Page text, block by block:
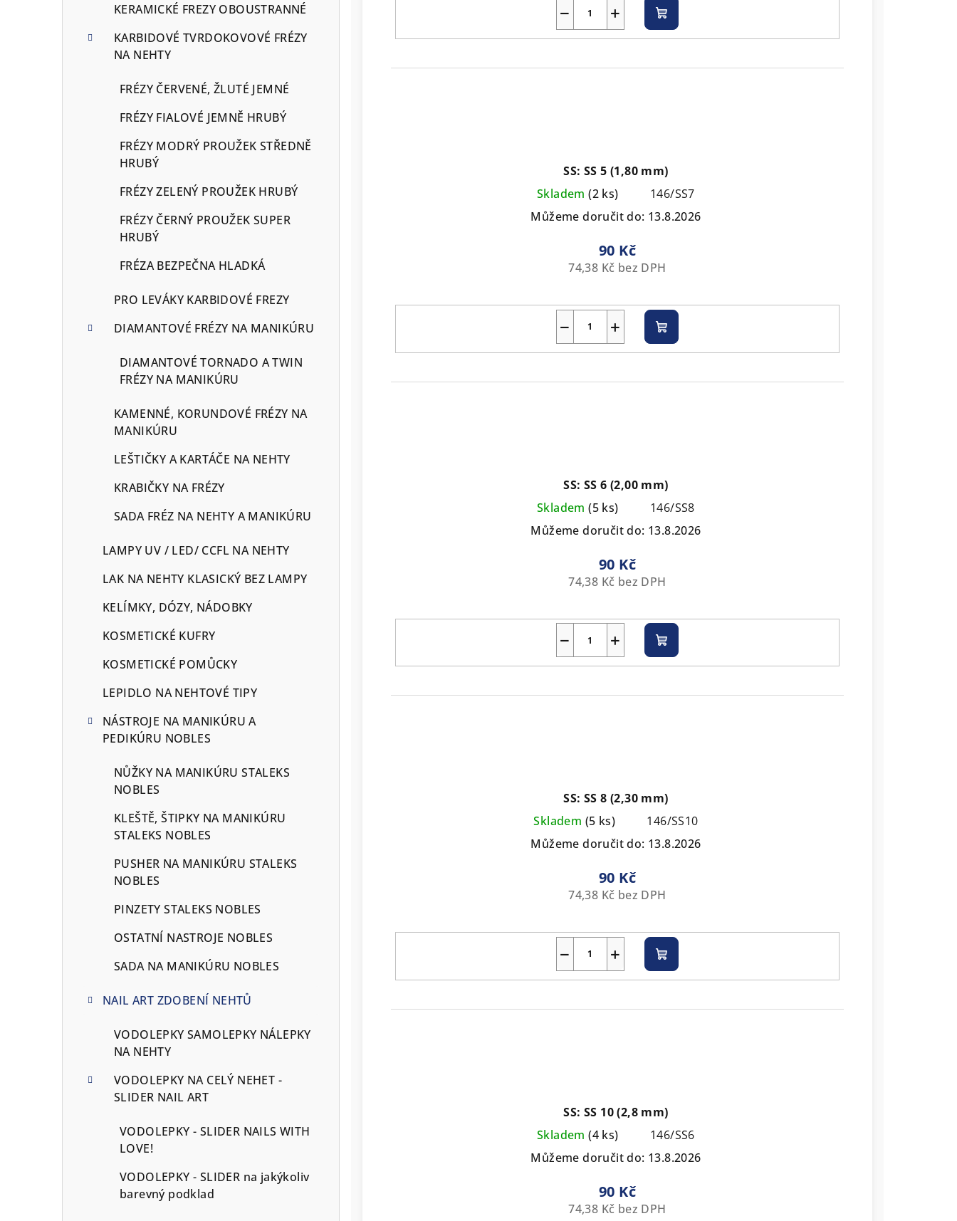
KERAMICKÉ FREZY OBOUSTRANNÉ
KARBIDOVÉ TVRDOKOVOVÉ FRÉZY
NA NEHTY
FRÉZY ČERVENÉ, ŽLUTÉ JEMNÉ
FRÉZY FIALOVÉ JEMNĚ HRUBÝ
FRÉZY MODRÝ PROUŽEK STŘEDNĚ
HRUBÝ
FRÉZY ZELENÝ PROUŽEK HRUBÝ
FRÉZY ČERNÝ PROUŽEK SUPER
HRUBÝ
FRÉZA BEZPEČNA HLADKÁ
PRO LEVÁKY KARBIDOVÉ FREZY
DIAMANTOVÉ FRÉZY NA MANIKÚRU
DIAMANTOVÉ TORNADO A TWIN
FRÉZY NA MANIKÚRU
KAMENNÉ, KORUNDOVÉ FRÉZY NA
MANIKÚRU
LEŠTIČKY A KARTÁČE NA NEHTY
KRABIČKY NA FRÉZY
SADA FRÉZ NA NEHTY A MANIKÚRU
LAMPY UV / LED/ CCFL NA NEHTY
LAK NA NEHTY KLASICKÝ BEZ LAMPY
KELÍMKY, DÓZY, NÁDOBKY
KOSMETICKÉ KUFRY
KOSMETICKÉ POMŮCKY
LEPIDLO NA NEHTOVÉ TIPY
NÁSTROJE NA MANIKÚRU A
PEDIKÚRU NOBLES
NŮŽKY NA MANIKÚRU STALEKS
NOBLES
KLEŠTĚ, ŠTIPKY NA MANIKÚRU
STALEKS NOBLES
PUSHER NA MANIKÚRU STALEKS
NOBLES
PINZETY STALEKS NOBLES
OSTATNÍ NASTROJE NOBLES
SADA NA MANIKÚRU NOBLES
NAIL ART ZDOBENÍ NEHTŮ
VODOLEPKY SAMOLEPKY NÁLEPKY
NA NEHTY
VODOLEPKY NA CELÝ NEHET -
SLIDER NAIL ART
VODOLEPKY - SLIDER NAILS WITH
LOVE!
VODOLEPKY - SLIDER na jakýkoliv
barevný podklad
+
− Do
košíku
SS: SS 5 (1,80 mm)
Skladem(2 ks)
146/SS7
Můžeme doručit do: 13.8.2026
90 Kč
74,38 Kč bez DPH
+
− Do
košíku
SS: SS 6 (2,00 mm)
Skladem(5 ks)
146/SS8
Můžeme doručit do: 13.8.2026
90 Kč
74,38 Kč bez DPH
+
− Do
košíku
SS: SS 8 (2,30 mm)
Skladem (5 ks)
146/SS10
Můžeme doručit do: 13.8.2026
90 Kč
74,38 Kč bez DPH
+
− Do
košíku
SS: SS 10 (2,8 mm)
Skladem(4 ks)
146/SS6
Můžeme doručit do: 13.8.2026
90 Kč
74,38 Kč bez DPH